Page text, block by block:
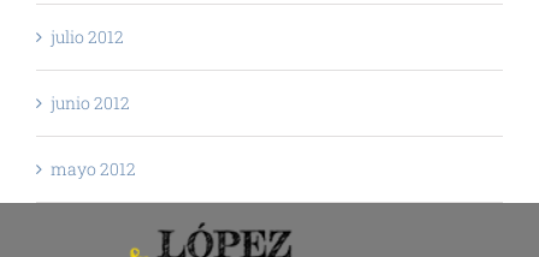
julio 2012
junio 2012
mayo 2012